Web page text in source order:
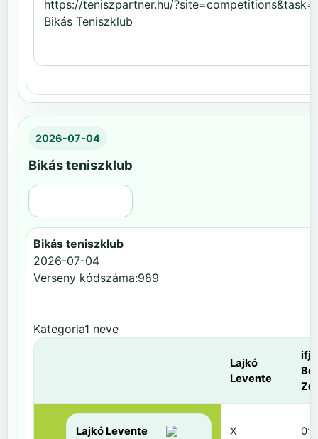
2026-07-04
Bikás teniszklub
Bikás teniszklub
2026-07-04
Verseny kódszáma:989
Kategoria1 neve
Lajkó
Levente
ifj.
Lajkó Levente X 0:6